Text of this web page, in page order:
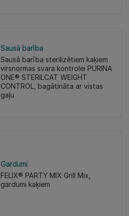
Sausā barība
Sausā barība sterilizētiem kaķiem
virsnormas svara kontrolei PURINA
ONE® STERILCAT WEIGHT
CONTROL, bagātināta ar vistas
gaļu
Gardumi
FELIX® PARTY MIX Grill Mix,
gardumi kaķiem